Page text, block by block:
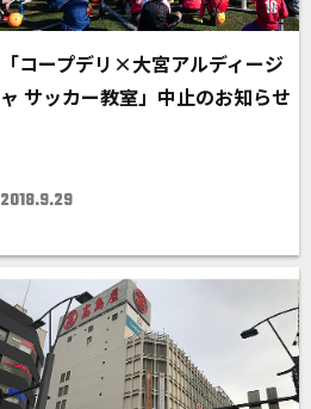
「コープデリ×大宮アルディージ
ャ サッカー教室」中止のお知らせ
2018.9.29